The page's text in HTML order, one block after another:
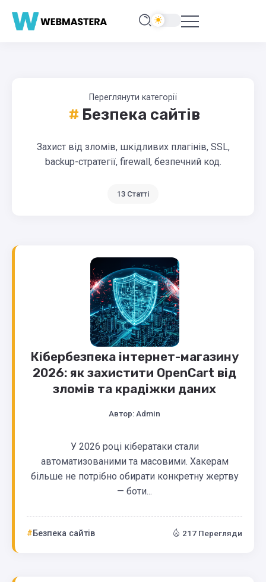
Переглянути категорії
Безпека сайтів
Захист від зломів, шкідливих плагінів, SSL,
backup-стратегії, firewall, безпечний код.
13 Статті
Кібербезпека інтернет-магазину
2026: як захистити OpenCart від
зломів та крадіжки даних
Автор: Admin
У 2026 році кібератаки стали
автоматизованими та масовими. Хакерам
більше не потрібно обирати конкретну жертву
— боти...
Безпека сайтів 217 Перегляди